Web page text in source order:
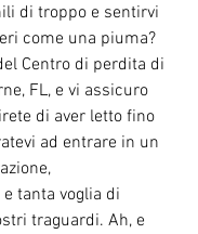
di troppo e sentirvi
come una piuma?
Centro di perdita di
FL, e vi assicuro
di aver letto fino
ad entrare in un
tanta voglia di
traguardi. Ah, e